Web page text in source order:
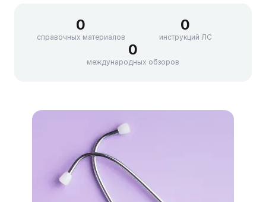
0
справочных материалов
0
инструкций ЛС
0
международных обзоров